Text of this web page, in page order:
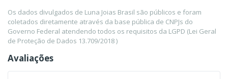
Os dados divulgados de Luna Joias Brasil são públicos e foram
coletados diretamente através da base pública de CNPJs do
Governo Federal atendendo todos os requisitos da LGPD (Lei Geral
de Proteção de Dados 13.709/2018 )
Avaliações